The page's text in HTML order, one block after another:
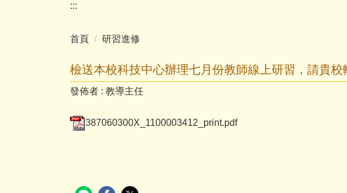
:::
首頁 研習進修
檢送本校科技中心辦理七月份教師線上研習，請貴
發佈者 : 教導主任
387060300X_1100003412_print.pdf